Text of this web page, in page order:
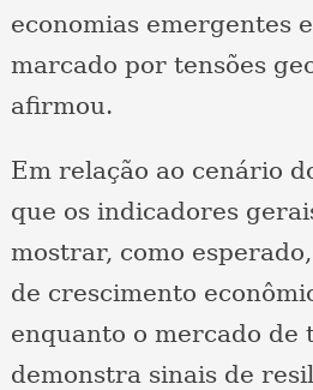
economias emergentes
marcado por tensões
afirmou.
Em relação ao cenário
que os indicadores
mostrar, como
de crescimento
enquanto o mercado de
demonstra sinais de